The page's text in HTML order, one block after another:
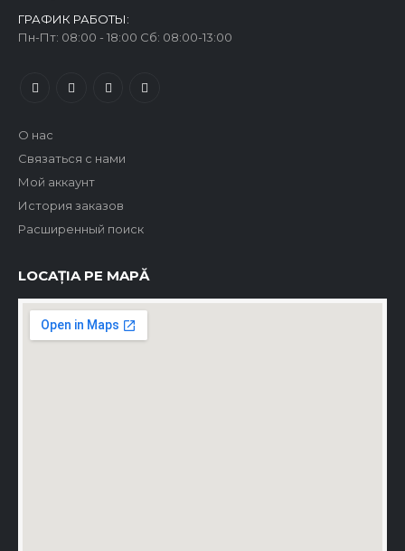
ГРАФИК РАБОТЫ:
Пн-Пт: 08:00 - 18:00 Сб: 08:00-13:00
О нас
Связаться с нами
Мой аккаунт
История заказов
Расширенный поиск
LOCAȚIA PE MAPĂ